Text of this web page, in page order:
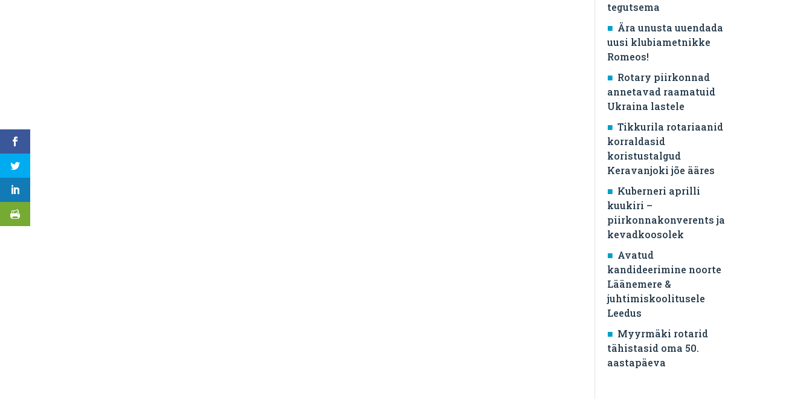
tegutsema
Ära unusta uuendada
uusi klubiametnikke
Romeos!
Rotary piirkonnad
annetavad raamatuid
Ukraina lastele
Tikkurila rotariaanid
korraldasid
koristustalgud
Keravanjoki jõe ääres
Kuberneri aprilli
kuukiri –
piirkonnakonverents ja
kevadkoosolek
Avatud
kandideerimine noorte
Läänemere &
juhtimiskoolitusele
Leedus
Myyrmäki rotarid
tähistasid oma 50.
aastapäeva